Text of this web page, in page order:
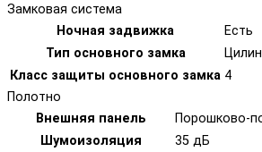
Замковая система
Ночная задвижка
Есть
Тип основного замка
Класс защиты основного замка 4
Полотно
Внешняя панель
Порошково-
Шумоизоляция
35 дБ